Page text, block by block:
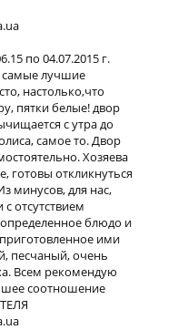
по 04.07.2015 г.
самые лучшие
настолько,что
пятки белые! двор
с утра до
самое то. Двор
Хозяева
готовы откликнуться
минусов, для нас,
с отсутствием
блюдо и
ими
песчаный, очень
Всем рекомендую
соотношение